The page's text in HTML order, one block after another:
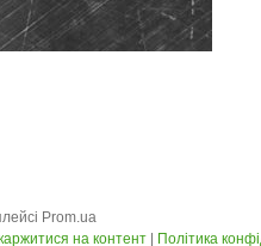
Prom.ua
на контент Політика